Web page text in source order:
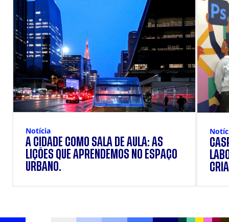
Notícia
A CIDADE COMO SALA DE AULA: AS
LIÇÕES QUE APRENDEMOS NO ESPAÇO
URBANO.